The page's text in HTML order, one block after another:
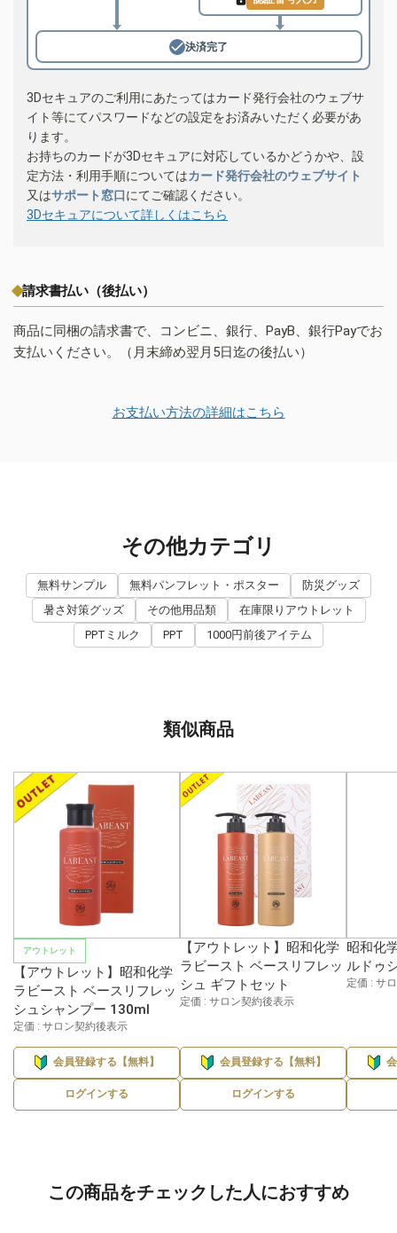
決済完了
3Dセキュアのご利用にあたってはカード発行会社のウェブサ
イト等にてパスワードなどの設定をお済みいただく必要があ
ります。
お持ちのカードが3Dセキュアに対応しているかどうかや、設
定方法・利用手順についてはカード発行会社のウェブサイト
又はサポート窓口にてご確認ください。
3Dセキュアについて詳しくはこちら
請求書払い（後払い）
商品に同梱の請求書で、コンビニ、銀行、PayB、銀行Payでお
支払いください。（月末締め翌月5日迄の後払い）
お支払い方法の詳細はこちら
その他カテゴリ
無料サンプル 無料パンフレット・ポスター
防災グッズ
暑さ対策グッズ
その他用品類
在庫限りアウトレット
PPTミルク
PPT 1000円前後アイテム
類似商品
アウトレット
【アウトレット】昭和化学
ラビースト ベースリフレッ
シュシャンプー 130ml
定価 : サロン契約後表示
会員登録する【無料】
ログインする
【アウトレット】昭和化学
ラビースト ベースリフレッ
シュ ギフトセット
定価 : サロン契約後表示
会員登録する【無料】
ログインする
昭和化
ルドゥ
定価 : サ
この商品をチェックした人におすすめ